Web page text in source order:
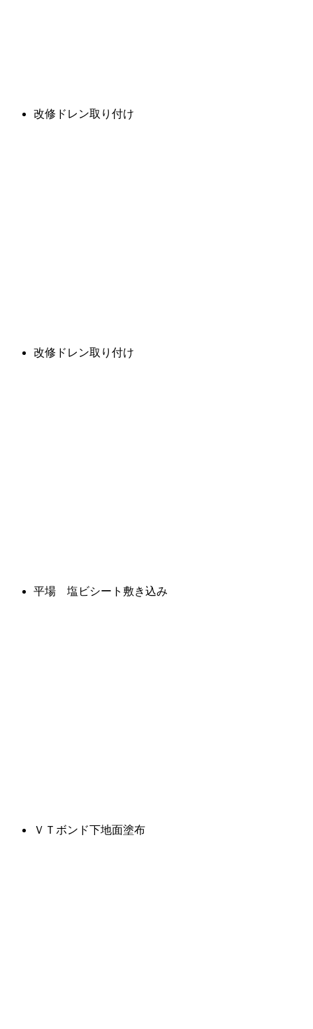
改修ドレン取り付け
改修ドレン取り付け
平場 塩ビシート敷き込み
ＶＴボンド下地面塗布